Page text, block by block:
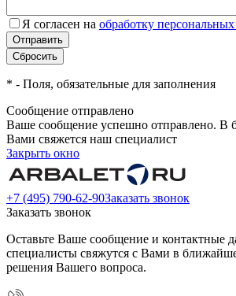
Я согласен на обработку
* - Поля, обязательные для заполнения
Сообщение отправлено
Ваше сообщение успешно отправлено. В
Вами свяжется наш специалист
Закрыть окно
+7 (495) 790-62-90Заказать звонок
Заказать звонок
Оставьте Ваше сообщение и контактные
специалисты свяжутся с Вами в
решения Вашего вопроса.